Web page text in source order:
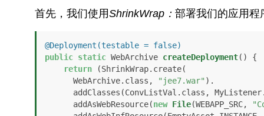
首先，我们使用ShrinkWrap： 部署我们的应用程
@Deployment(testable = false)
public static WebArchive createDeployment()
{
return (ShrinkWrap.create(
      WebArchive.class,
"jee7.war" ).
      addAsWebResource(
new File(WEBAPP_SRC,